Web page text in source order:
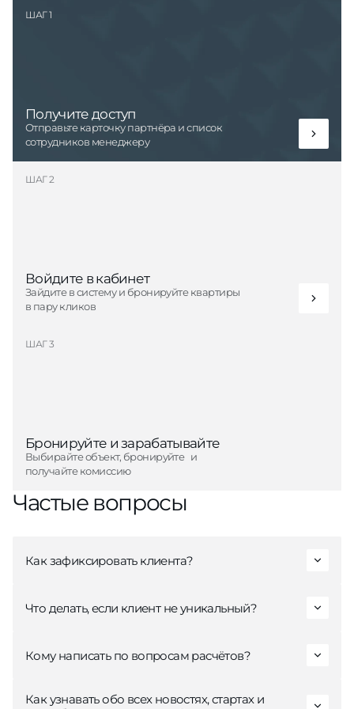
ШАГ 1
Получите доступ
Отправьте карточку партнёра и список
сотрудников менеджеру
ШАГ 2
Войдите в кабинет
Зайдите в систему и бронируйте квартиры
в пару кликов
ШАГ 3
Бронируйте и зарабатывайте
Выбирайте объект, бронируйте и
получайте комиссию
Частые вопросы
Как зафиксировать клиента?
Клиента можно зафиксировать вличном кабинете агента
или в чат-боте «ТОП РАЗУМ БОТ»
Что делать, если клиент не уникальный?
Если клиент неуникальный, то необходимо позвонить в ЦЗК
или менеджеру по работе с партнёрами для создания
Кому написать по вопросам расчётов?
С расчетами Вам может помочь наш менеджер по
Как узнавать обо всех новостях, стартах и